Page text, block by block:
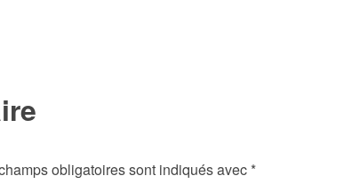
obligatoires sont indiqués avec *